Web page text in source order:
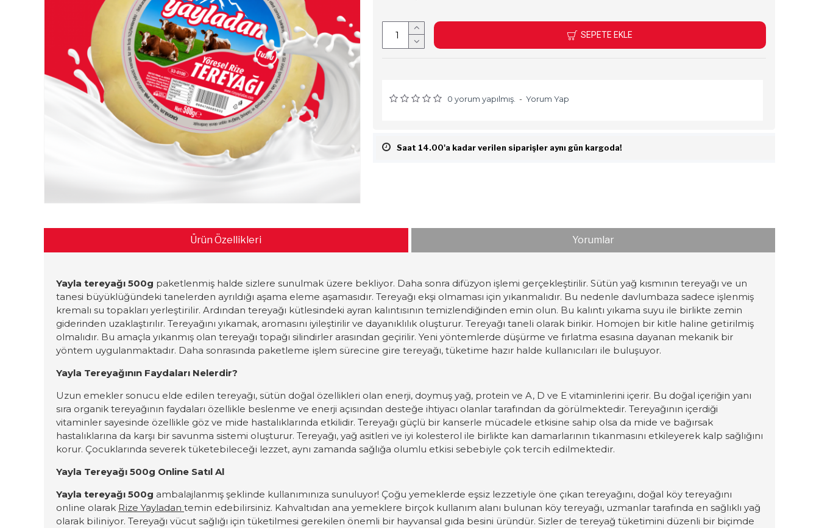
0 yorum yapılmış. - Yorum Yap
SEPETE EKLE
Saat 14.00'a kadar verilen siparişler aynı gün kargoda!
Ürün Özellikleri Yorumlar
Yayla tereyağı 500g paketlenmiş halde sizlere sunulmak üzere bekliyor. Daha sonra difüzyon işlemi gerçekleştirilir. Sütün yağ kısmının tereyağı ve un
tanesi büyüklüğündeki tanelerden ayrıldığı aşama eleme aşamasıdır. Tereyağı ekşi olmaması için yıkanmalıdır. Bu nedenle davlumbaza sadece işlenmiş
kremalı su topakları yerleştirilir. Ardından tereyağı kütlesindeki ayran kalıntısının temizlendiğinden emin olun. Bu kalıntı yıkama suyu ile birlikte zemin
giderinden uzaklaştırılır. Tereyağını yıkamak, aromasını iyileştirilir ve dayanıklılık oluşturur. Tereyağı taneli olarak birikir. Homojen bir kitle haline getirilmiş
olmalıdır. Bu amaçla yıkanmış olan tereyağı topağı silindirler arasından geçirilir. Yeni yöntemlerde düşürme ve fırlatma esasına dayanan mekanik bir
yöntem uygulanmaktadır. Daha sonrasında paketleme işlem sürecine gire tereyağı, tüketime hazır halde kullanıcıları ile buluşuyor.
Yayla Tereyağının Faydaları Nelerdir?
Uzun emekler sonucu elde edilen tereyağı, sütün doğal özellikleri olan enerji, doymuş yağ, protein ve A, D ve E vitaminlerini içerir. Bu doğal içeriğin yanı
sıra organik tereyağının faydaları özellikle beslenme ve enerji açısından desteğe ihtiyacı olanlar tarafından da görülmektedir. Tereyağının içerdiği
vitaminler sayesinde özellikle göz ve mide hastalıklarında etkilidir. Tereyağı güçlü bir kanserle mücadele etkisine sahip olsa da mide ve bağırsak
hastalıklarına da karşı bir savunma sistemi oluşturur. Tereyağı, yağ asitleri ve iyi kolesterol ile birlikte kan damarlarının tıkanmasını etkileyerek kalp sağlığını
korur. Çocuklarında severek tüketebileceği lezzet, aynı zamanda sağlığa olumlu etkisi sebebiyle çok tercih edilmektedir.
Yayla Tereyağı 500g Online Satıl Al
Yayla tereyağı 500g ambalajlanmış şeklinde kullanımınıza sunuluyor! Çoğu yemeklerde eşsiz lezzetiyle öne çıkan tereyağını, doğal köy tereyağını
online olarak Rize Yayladan temin edebilirsiniz. Kahvaltıdan ana yemeklere birçok kullanım alanı bulunan köy tereyağı, uzmanlar tarafında en sağlıklı yağ
olarak biliniyor. Tereyağı vücut sağlığı için tüketilmesi gerekilen önemli bir hayvansal gıda besini üründür. Sizler de tereyağ tüketimini düzenli bir biçimde